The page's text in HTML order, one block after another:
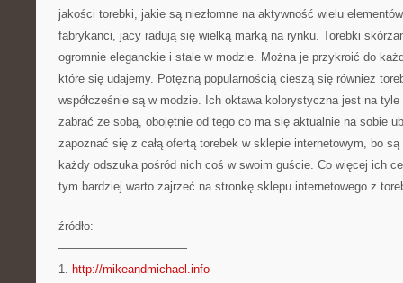
jakości torebki, jakie są niezłomne na aktywność wielu
fabrykanci, jacy radują się wielką marką na rynku. Torebki
ogromnie eleganckie i stale w modzie. Można je przykroić do
które się udajemy. Potężną popularnością cieszą się również
współcześnie są w modzie. Ich oktawa kolorystyczna jest na
zabrać ze sobą, obojętnie od tego co ma się aktualnie na sobie
zapoznać się z całą ofertą torebek w sklepie internetowym, bo
każdy odszuka pośród nich coś w swoim guście. Co więcej ich
tym bardziej warto zajrzeć na stronkę sklepu internetowego z
źródło:
———————————
1. http://mikeandmichael.info